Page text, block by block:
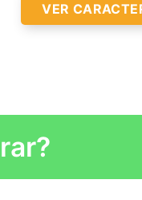
CARACTERÍSTICAS
VER